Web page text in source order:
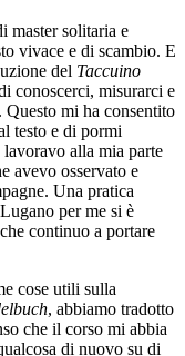
master solitaria e
vivace e di scambio. E
del Taccuino
conoscerci, misurarci e
mi ha consentito
testo e di pormi
alla mia parte
avevo osservato e
Una pratica
per me si è
continuo a portare
cose utili sulla
, abbiamo tradotto
che il corso mi abbia
di nuovo su di